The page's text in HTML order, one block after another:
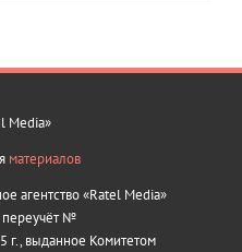
Media»
материалов
агентство «Ratel Media»
переучёт №
г., выданное Комитетом